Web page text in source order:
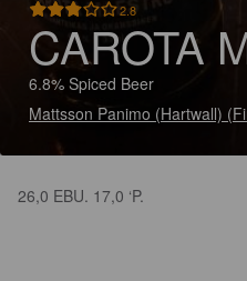
2.8
CAROTA
6.8% Spiced Beer
Mattsson Panimo (Hartwall)
26,0 EBU. 17,0 ‘P.